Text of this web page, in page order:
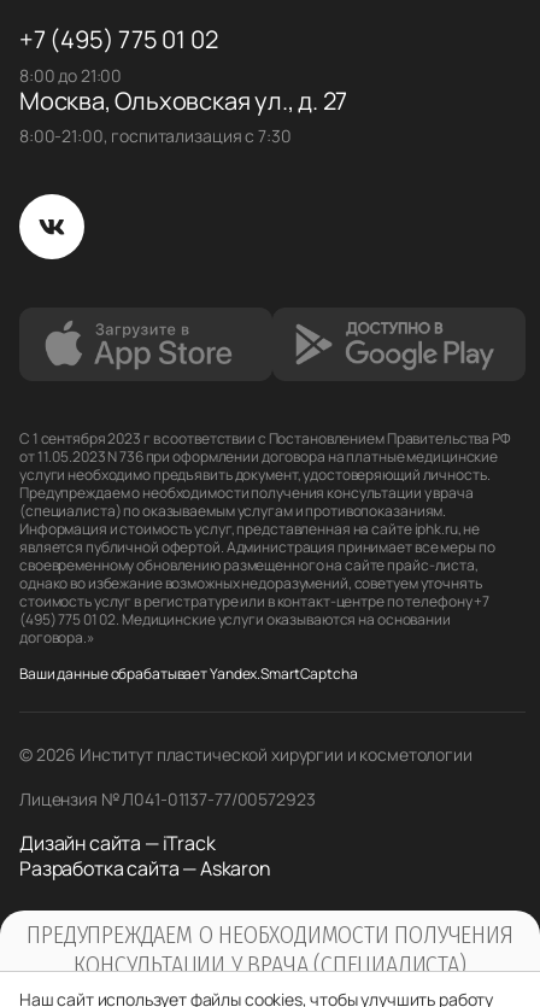
+7 (495) 775 01 02
8:00 до 21:00
Москва, Ольховская ул., д. 27
8:00-21:00, госпитализация с 7:30
С 1 сентября 2023 г в соответствии с Постановлением Правительства РФ
от 11.05.2023 N 736 при оформлении договора на платные медицинские
услуги необходимо предъявить документ, удостоверяющий личность.
Предупреждаем о необходимости получения консультации у врача
(специалиста) по оказываемым услугам и противопоказаниям.
Информация и стоимость услуг, представленная на сайте iphk.ru, не
является публичной офертой. Администрация принимает все меры по
своевременному обновлению размещенного на сайте прайс-листа,
однако во избежание возможных недоразумений, советуем уточнять
стоимость услуг в регистратуре или в контакт-центре по телефону +7
(495) 775 01 02. Медицинские услуги оказываются на основании
договора.»
Ваши данные обрабатывает Yandex.SmartCaptcha
© 2026 Институт пластической хирургии и косметологии
Лицензия № Л041-01137-77/00572923
Дизайн сайта — iTrack
Разработка сайта — Askaron
ПРЕДУПРЕЖДАЕМ О НЕОБХОДИМОСТИ ПОЛУЧЕНИЯ
КОНСУЛЬТАЦИИ У ВРАЧА (СПЕЦИАЛИСТА)
ПО ОКАЗЫВАЕМЫМ УСЛУГАМ И
Наш сайт использует файлы cookies, чтобы улучшить работу